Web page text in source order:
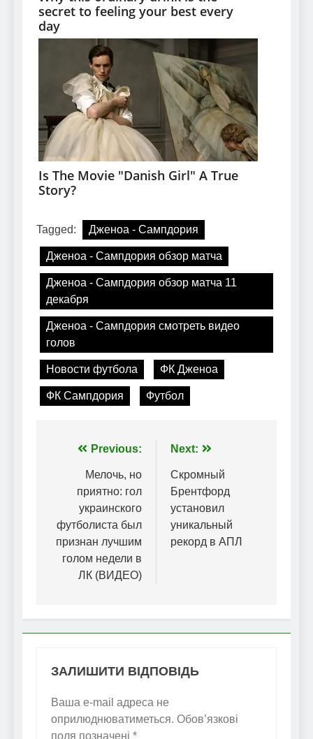
Tagged: Дженоа - Сампдория
Дженоа - Сампдория обзор матча
Дженоа - Сампдория обзор матча 11
декабря
Дженоа - Сампдория смотреть видео
голов
Новости футбола ФК Дженоа
ФК Сампдория Футбол
Навігація
записів
Previous:
Мелочь, но
приятно: гол
украинского
футболиста был
признан лучшим
голом недели в
ЛК (ВИДЕО)
Next:
Скромный
Брентфорд
установил
уникальный
рекорд в АПЛ
ЗАЛИШИТИ ВІДПОВІДЬ
Ваша e-mail адреса не
оприлюднюватиметься. Обов’язкові
поля позначені *